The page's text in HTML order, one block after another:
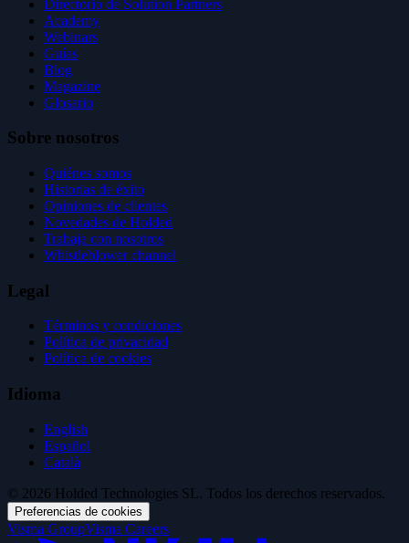
Directorio de Solution Partners
Academy
Webinars
Guías
Blog
Magazine
Glosario
Sobre nosotros
Quiénes somos
Historias de éxito
Opiniones de clientes
Novedades de Holded
Trabaja con nosotros
Whistleblower channel
Legal
Términos y condiciones
Política de privacidad
Política de cookies
Idioma
English
Español
Català
© 2026 Holded Technologies SL. Todos los derechos reservados.
Preferencias de cookies
Visma GroupVisma Careers